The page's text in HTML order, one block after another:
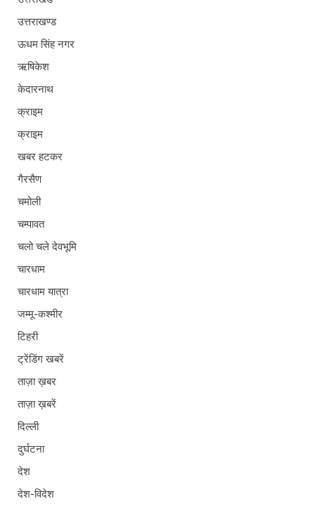
उत्तराखण्ड
ऊधम सिंह नगर
ऋषिकेश
केदारनाथ
क्राइम
क्राइम
खबर हटकर
गैरसैण
चमोली
चम्पावत
चलो चले देवभूमि
चारधाम
चारधाम यात्रा
जम्मू-कश्मीर
टिहरी
ट्रेंडिंग खबरें
ताज़ा ख़बर
ताज़ा ख़बरें
दिल्ली
दुर्घटना
देश
देश-विदेश